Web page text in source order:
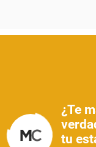
¿Te
tu